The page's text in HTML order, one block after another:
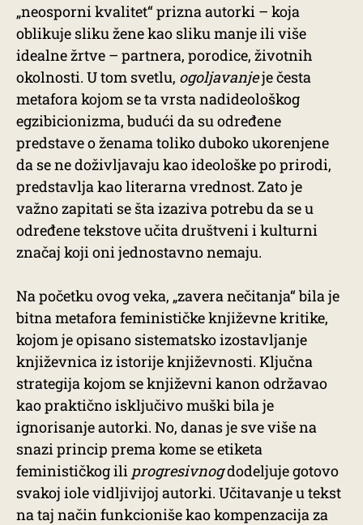
„neosporni kvalitet“ prizna autorki – koja
oblikuje sliku žene kao sliku manje ili više
idealne žrtve – partnera, porodice, životnih
okolnosti. U tom svetlu, ogoljavanjeje česta
metafora kojom se ta vrsta nadideološkog
egzibicionizma, budući da su određene
predstave o ženama toliko duboko ukorenjene
da se ne doživljavaju kao ideološke po prirodi,
predstavlja kao literarna vrednost. Zato je
važno zapitati se šta izaziva potrebu da se u
određene tekstove učita društveni i kulturni
značaj koji oni jednostavno nemaju.
Na početku ovog veka, „zavera nečitanja“ bila je
bitna metafora feminističke književne kritike,
kojom je opisano sistematsko izostavljanje
književnica iz istorije književnosti. Ključna
strategija kojom se književni kanon održavao
kao praktično isključivo muški bila je
ignorisanje autorki. No, danas je sve više na
snazi princip prema kome se etiketa
feminističkog ili progresivnogdodeljuje gotovo
svakoj iole vidljivijoj autorki. Učitavanje u tekst
na taj način funkcioniše kao kompenzacija za